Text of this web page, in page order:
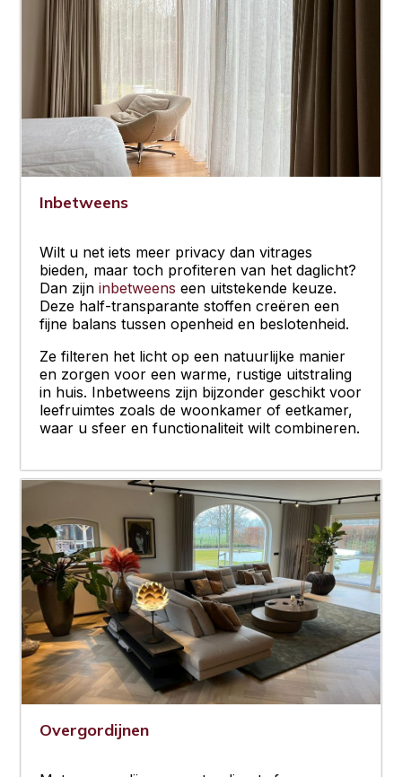
Inbetweens
Wilt u net iets meer privacy dan vitrages
bieden, maar toch profiteren van het daglicht?
Dan zijn inbetweens een uitstekende keuze.
Deze half-transparante stoffen creëren een
fijne balans tussen openheid en beslotenheid.
Ze filteren het licht op een natuurlijke manier
en zorgen voor een warme, rustige uitstraling
in huis. Inbetweens zijn bijzonder geschikt voor
leefruimtes zoals de woonkamer of eetkamer,
waar u sfeer en functionaliteit wilt combineren.
Overgordijnen